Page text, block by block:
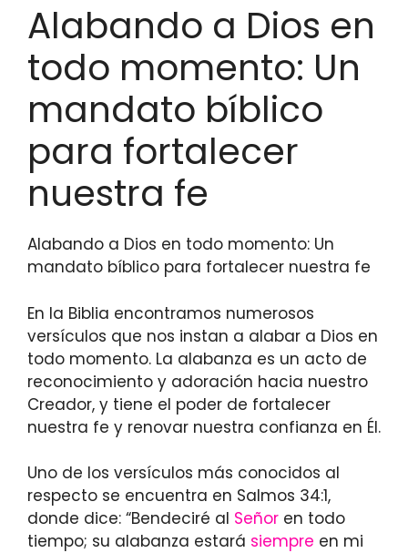
Alabando a Dios en
todo momento: Un
mandato bíblico
para fortalecer
nuestra fe
Alabando a Dios en todo momento: Un
mandato bíblico para fortalecer nuestra fe
En la Biblia encontramos numerosos
versículos que nos instan a alabar a Dios en
todo momento. La alabanza es un acto de
reconocimiento y adoración hacia nuestro
Creador, y tiene el poder de fortalecer
nuestra fe y renovar nuestra confianza en Él.
Uno de los versículos más conocidos al
respecto se encuentra en Salmos 34:1,
donde dice: “Bendeciré al Señor en todo
tiempo; su alabanza estará siempre en mi